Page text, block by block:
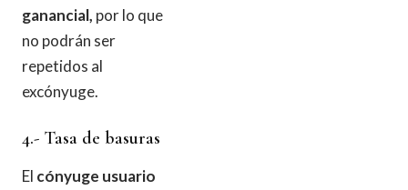
ganancial, por lo que
no podrán ser
repetidos al
excónyuge.
4.- Tasa de basuras
El cónyuge usuario